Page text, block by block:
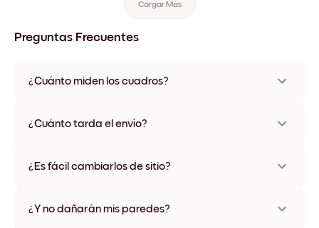
Cargar Más
Preguntas Frecuentes
¿Cuánto miden los cuadros?
varios materiales y colores de marco, incluidas opciones sin
¿Cuánto tarda el envío?
disponibles en algunos países. Te enviaremos un número de
¿Es fácil cambiarlos de sitio?
ningún daño
¿Y no dañarán mis paredes?